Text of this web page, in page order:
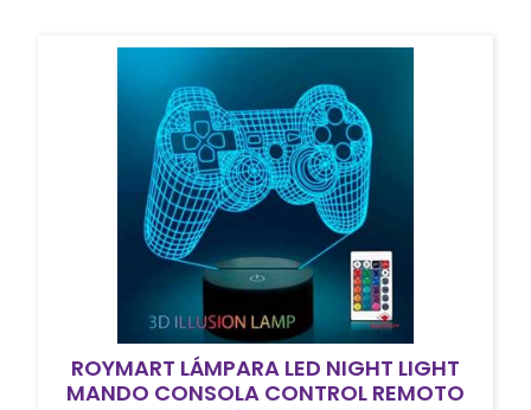
ROYMART LÁMPARA LED NIGHT LIGHT
MANDO CONSOLA CONTROL REMOTO